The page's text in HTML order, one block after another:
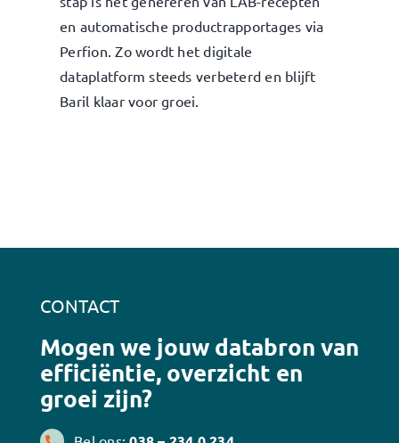
en automatische productrapportages via
Perfion. Zo wordt het digitale
dataplatform steeds verbeterd en blijft
Baril klaar voor groei.
CONTACT
Mogen we jouw databron van
efficiëntie, overzicht en
groei zijn?